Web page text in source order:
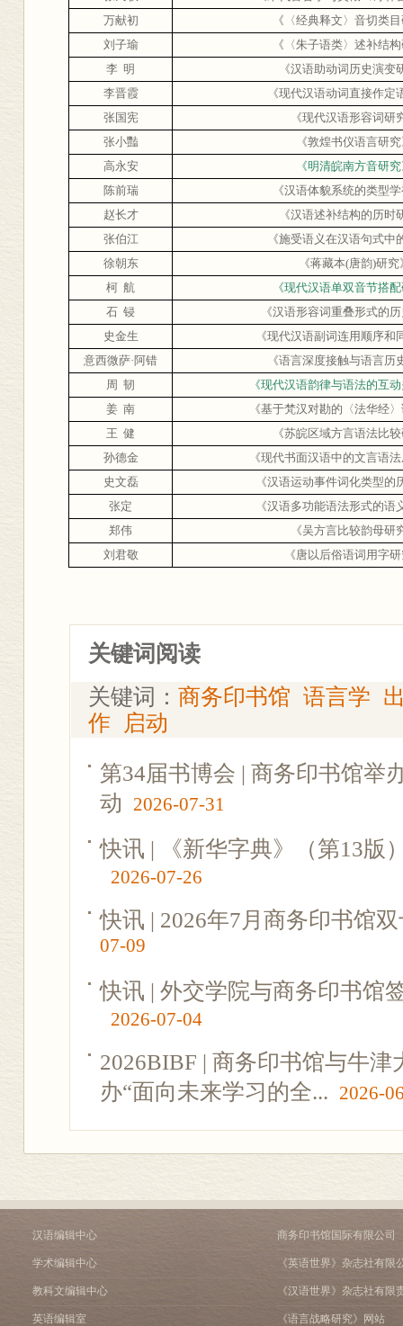
万献初
《〈经典释文〉音切类
刘子瑜
《〈朱子语类〉述补结
李 明
《汉语助动词历史演变
李晋霞
《现代汉语动词直接作定
张国宪
《现代汉语形容词研
张小豔
《敦煌书仪语言研
高永安
《明清皖南方音研
陈前瑞
《汉语体貌系统的类型
赵长才
《汉语述补结构的历时
张伯江
《施受语义在汉语句式中
徐朝东
《蒋藏本(唐韵)研究
柯 航
《现代汉语单双音节搭
石 锓 《汉语形容词重叠形式的
史金生
《现代汉语副词连用顺序和
意西微萨·阿错
《语言深度接触与语言历
周 韧
《现代汉语韵律与语法的互
姜 南
《基于梵汉对勘的〈法华经
王 健
《苏皖区域方言语法比
孙德金
《现代书面汉语中的文言语
史文磊
《汉语运动事件词化类型的
张定
《汉语多功能语法形式的语
郑伟
《吴方言比较韵母研
刘君敬
《唐以后俗语词用字
关键词阅读
关键词： 商务印书馆 语言学
作
启动
第34届书博会 | 商务印书馆举
动
2026-07-31
快讯 | 《新华字典》（第13版
2026-07-26
快讯 | 2026年7月商务印书馆
07-09
快讯 | 外交学院与商务印书馆
2026-07-04
2026BIBF | 商务印书馆与牛
办“面向未来学习的全... 2026-
汉语编辑中心
学术编辑中心
教科文编辑中心
英语编辑室
商务印书馆国际有限公司
《英语世界》杂志社有限
《汉语世界》杂志社有限
《语言战略研究》网站